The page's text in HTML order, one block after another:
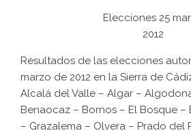
Elecciones 25
2012
Resultados de las elecciones
marzo de 2012 en la Sierra de
Alcalá del Valle – Algar –
Benaocaz – Bornos – El Bosque –
– Grazalema – Olvera – Prado del